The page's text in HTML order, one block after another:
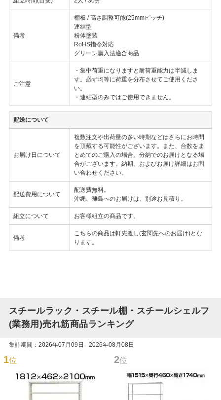
備考
棚板 / 高さ調整可能(25mmピッチ)
連結型
粉体塗装
RoHS指令対応
グリーン購入法適合商品
ご注意
・集中荷重になりますと耐荷重能力は半減しま
す。必ず均等に荷重を分布させてご使用くださ
い。
・連結型のみではご使用できません。
配送について
お届け日について
複数注文や出荷量の多い時期などはさらにお時間
を頂戴する可能性がございます。また、台数をま
とめてのご購入の場合、分納でのお届けとなる場
合がございます。納期、およびお届け詳細はお問
い合わせください。
配送費用について
配送費無料。
沖縄、離島へのお届けは、別途お見積り。
組立について お客様組立の商品です。
備考
こちらの商品は軒先渡し(玄関先へのお届け)とな
ります。
スチールラック・スチール棚・スチールシェルフ
(業務用)売れ筋商品ランキング
集計期間：2026年07月09日 - 2026年08月08日
1位 2位